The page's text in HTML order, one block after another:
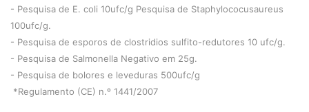
- Pesquisa de E. coli 10ufc/g Pesquisa de Staphylococusaureus
100ufc/g.
- Pesquisa de esporos de clostridios sulfito-redutores 10 ufc/g.
- Pesquisa de Salmonella Negativo em 25g.
- Pesquisa de bolores e leveduras 500ufc/g
*Regulamento (CE) n.º 1441/2007